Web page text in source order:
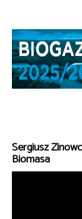
Sergiusz
Biomasa